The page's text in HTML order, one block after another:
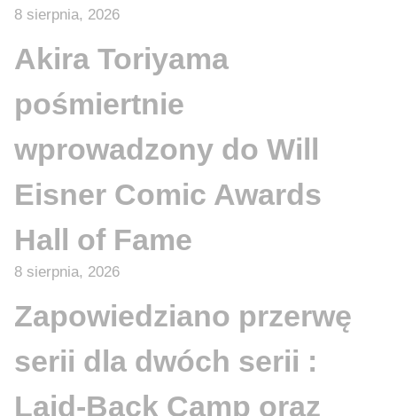
8 sierpnia, 2026
Akira Toriyama
pośmiertnie
wprowadzony do Will
Eisner Comic Awards
Hall of Fame
8 sierpnia, 2026
Zapowiedziano przerwę
serii dla dwóch serii :
Laid-Back Camp oraz